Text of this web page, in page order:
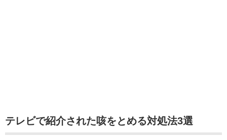
テレビで紹介された咳をとめる対処法3選